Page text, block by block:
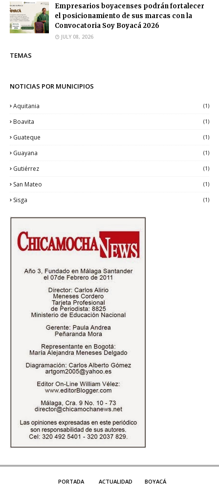
Empresarios boyacenses podrán fortalecer
el posicionamiento de sus marcas con la
Convocatoria Soy Boyacá 2026
JULY 08, 2026
TEMAS
NOTICIAS POR MUNICIPIOS
Aquitania (1)
Boavita (1)
Guateque (1)
Guayana (1)
Gutiérrez (1)
San Mateo (1)
Sisga (1)
PORTADA ACTUALIDAD BOYACÁ